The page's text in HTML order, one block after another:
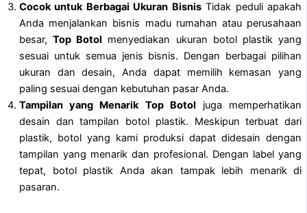
Cocok untuk Berbagai Ukuran BisnisTidak peduli apakah
Anda menjalankan bisnis madu rumahan atau perusahaan
besar,Top Botol menyediakan ukuran botol plastik yang
sesuai untuk semua jenis bisnis. Dengan berbagai pilihan
ukuran dan desain, Anda dapat memilih kemasan yang
paling sesuai dengan kebutuhan pasar Anda.
Tampilan yang Menarik Top Botol juga memperhatikan
desain dan tampilan botol plastik. Meskipun terbuat dari
plastik, botol yang kami produksi dapat didesain dengan
tampilan yang menarik dan profesional. Dengan label yang
tepat, botol plastik Anda akan tampak lebih menarik di
pasaran.